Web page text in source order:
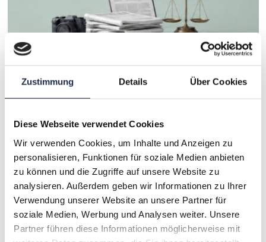
Zustimmung Details Über Cookies
Diese Webseite verwendet Cookies
Wir verwenden Cookies, um Inhalte und Anzeigen zu
personalisieren, Funktionen für soziale Medien anbieten
zu können und die Zugriffe auf unsere Website zu
analysieren. Außerdem geben wir Informationen zu Ihrer
Verwendung unserer Website an unsere Partner für
soziale Medien, Werbung und Analysen weiter. Unsere
Partner führen diese Informationen möglicherweise mit
Presserecht für Verlage – Wort- und
Bildberichterstattung rechtssicher gestalten
15. September 2026